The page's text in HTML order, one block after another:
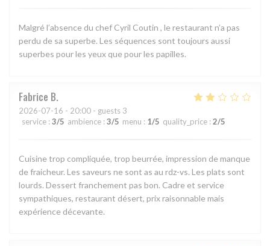
Malgré l’absence du chef Cyril Coutin , le restaurant n’a pas
perdu de sa superbe. Les séquences sont toujours aussi
superbes pour les yeux que pour les papilles.
Fabrice B
2026-07-16 - 20:00 - guests 3
service : 3/5 ambience : 3/5 menu : 1/5 quality_price : 2/5
Cuisine trop compliquée, trop beurrée, impression de manque
de fraicheur. Les saveurs ne sont as au rdz-vs. Les plats sont
lourds. Dessert franchement pas bon. Cadre et service
sympathiques, restaurant désert, prix raisonnable mais
expérience décevante.